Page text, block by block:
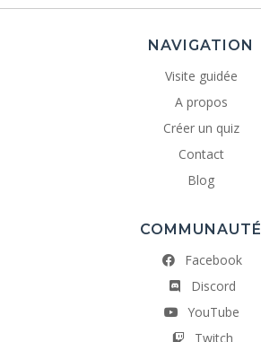
NAVIGATION
Visite guidée
A propos
Créer un quiz
Contact
Blog
COMMUNAUTÉ
Facebook
Discord
YouTube
Twitch